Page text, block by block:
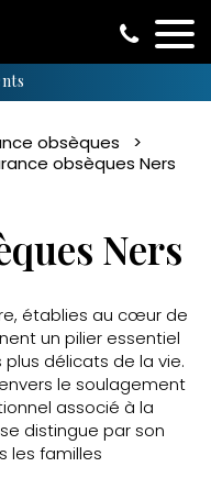
obsèques
obsèques Ners
Ners
établies au cœur de
un pilier essentiel
délicats de la vie.
le soulagement
associé à la
distingue par son
les familles